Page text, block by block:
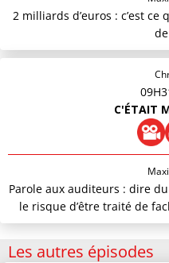
2 milliards d’euros : c’est ce
C'ÉTAIT
Parole aux auditeurs : dire
le risque d’être traité de
Les autres épisodes